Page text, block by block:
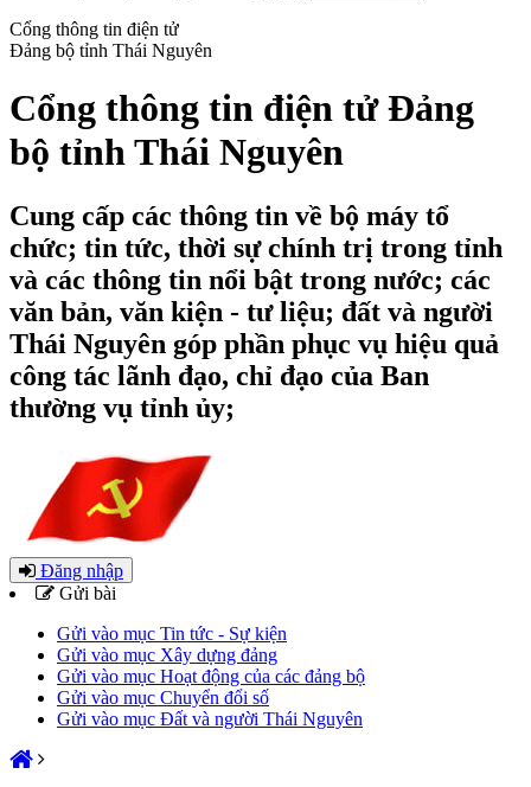
Cổng thông tin điện tử
Đảng bộ tỉnh Thái Nguyên
Cổng thông tin điện tử Đảng
bộ tỉnh Thái Nguyên
Cung cấp các thông tin về bộ máy tổ
chức; tin tức, thời sự chính trị trong tỉnh
và các thông tin nổi bật trong nước; các
văn bản, văn kiện - tư liệu; đất và người
Thái Nguyên góp phần phục vụ hiệu quả
công tác lãnh đạo, chỉ đạo của Ban
thường vụ tỉnh ủy;
Đăng nhập
Gửi bài
Gửi vào mục Tin tức - Sự kiện
Gửi vào mục Xây dựng đảng
Gửi vào mục Hoạt động của các đảng bộ
Gửi vào mục Chuyển đổi số
Gửi vào mục Đất và người Thái Nguyên